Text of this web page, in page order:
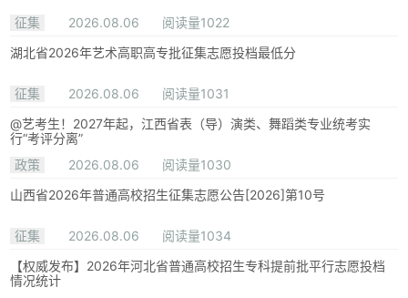
征集 2026.08.06
阅读量1022
湖北省2026年艺术高职高专批征集志愿投档最低分
征集 2026.08.06
阅读量1031
@艺考生！2027年起，江西省表（导）演类、舞蹈类专业统考实
行“考评分离”
政策
2026.08.06
阅读量1030
山西省2026年普通高校招生征集志愿公告[2026]第10号
征集 2026.08.06
阅读量1034
【权威发布】2026年河北省普通高校招生专科提前批平行志愿投档
情况统计